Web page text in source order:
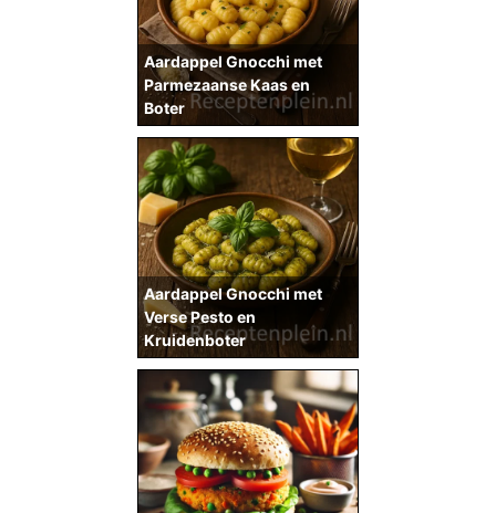
Aardappel Gnocchi met
Parmezaanse Kaas en
Boter
Aardappel Gnocchi met
Verse Pesto en
Kruidenboter